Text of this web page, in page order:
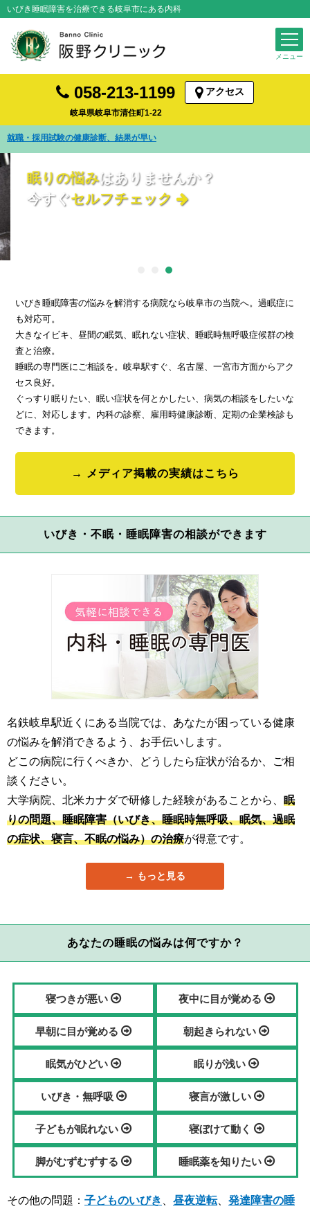
いびき睡眠障害を治療できる岐阜市にある内科
058-213-1199
岐阜県岐阜市清住町1-22
アクセス
発熱・咳など風邪症状の診察を受けられます
眠りの悩みはありませんか？
今すぐセルフチェック
いびき睡眠障害の悩みを解消する病院なら岐阜市の当院へ。過眠症に
も対応可。
大きなイビキ、昼間の眠気、眠れない症状、睡眠時無呼吸症候群の検
査と治療。
睡眠の専門医にご相談を。岐阜駅すぐ、名古屋、一宮市方面からアク
セス良好。
ぐっすり眠りたい、眠い症状を何とかしたい、病気の相談をしたいな
どに、対応します。内科の診察、雇用時健康診断、定期の企業検診も
できます。
メディア掲載の実績はこちら
いびき・不眠・睡眠障害の相談ができます
名鉄岐阜駅近くにある当院では、あなたが困っている健康
の悩みを解消できるよう、お手伝いします。
どこの病院に行くべきか、どうしたら症状が治るか、ご相
談ください。
大学病院、北米カナダで研修した経験があることから、 眠
りの問題、睡眠障害（いびき、睡眠時無呼吸、眠気、過眠
の症状、寝言、不眠の悩み）の治療が得意です。
もっと見る
あなたの睡眠の悩みは何ですか？
寝つきが悪い 夜中に目が覚める
早朝に目が覚める 朝起きられない
眠気がひどい 眠りが浅い
いびき・無呼吸 寝言が激しい
子どもが眠れない 寝ぼけて動く
脚がむずむずする 睡眠薬を知りたい
その他の問題： 子どものいびき 昼夜逆転、 発達障害の睡